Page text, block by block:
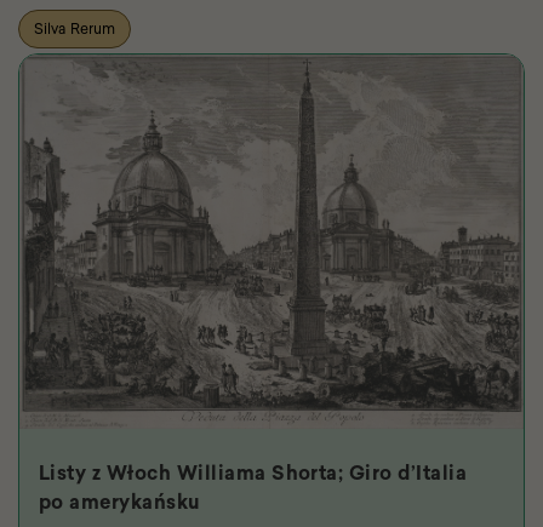
Silva Rerum
Listy z Włoch Williama Shorta; Giro d’Italia
po amerykańsku